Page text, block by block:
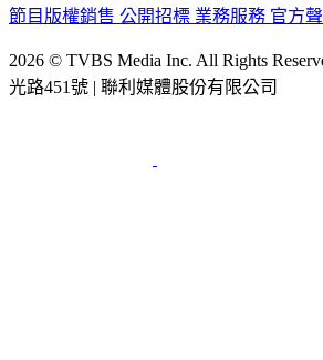
節目版權銷售 公開招標 業務服務 官方
2026 © TVBS Media Inc. All Rights
光路451號 | 聯利媒體股份有限公司